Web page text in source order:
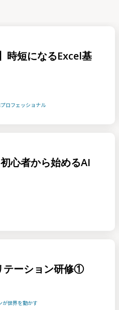
時短になるExcel基
ロフェッショナル
心者から始めるAI
テーション研修①
が世界を動かす